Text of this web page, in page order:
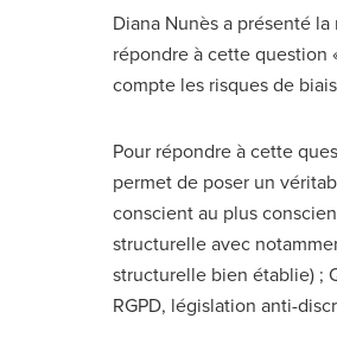
Diana Nunès a présenté
répondre à cette question
compte les risques de
Pour répondre à cette
permet de poser un
conscient au plus
structurelle avec
structurelle bien établie) ;
RGPD, législation anti-